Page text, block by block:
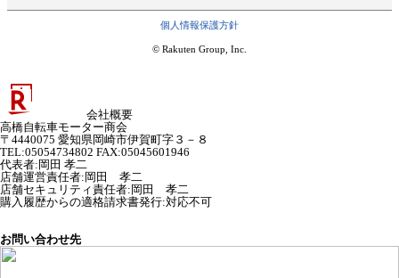
個人情報保護方針
© Rakuten Group, Inc.
会社概要
高橋自転車モーター商会
〒4440075 愛知県岡崎市伊賀町字３－８
TEL:05054734802 FAX:05045601946
代表者: 岡田 孝二
店舗運営責任者: 岡田 孝二
店舗セキュリティ責任者: 岡田 孝二
購入履歴からの適格請求書発行:対応不可
お問い合わせ先